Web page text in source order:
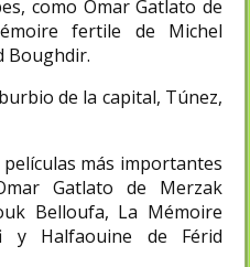
como Omar Gatlato de
fertile de Michel
Boughdir.
de la capital, Túnez,
más importantes
Gatlato de Merzak
Belloufa, La Mémoire
y Halfaouine de Férid